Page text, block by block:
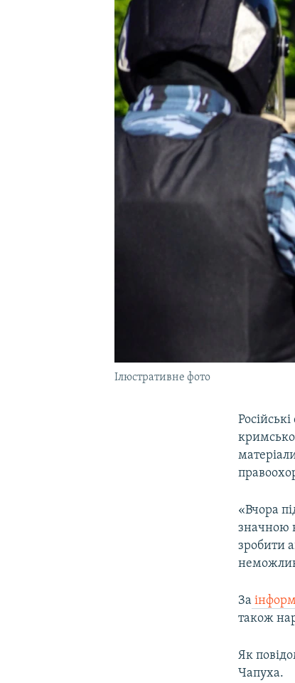
УКРАЇНСЬКА ПРОБЛЕМА КРИМУ
Ілюстративне фото
«Вчора
значною
зробити
За
також
Як
Чапуха.